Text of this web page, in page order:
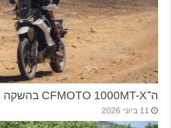
ה־CFMOTO 1000MT-X בהשקה מקומית
11 ביוני 2026